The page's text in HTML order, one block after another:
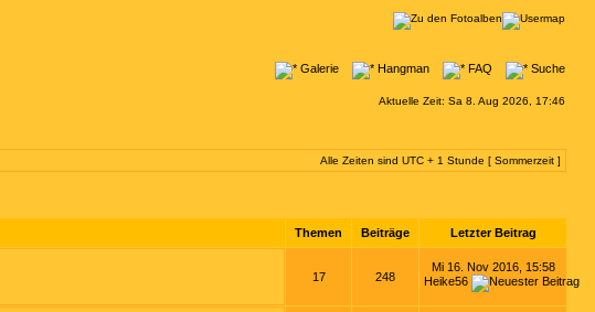
Galerie Hangman FAQ Suche
Aktuelle Zeit: Sa 8. Aug 2026, 17:46
Alle Zeiten sind UTC + 1 Stunde [ Sommerzeit ]
Themen Beiträge Letzter Beitrag
17 248
Mi 16. Nov 2016, 15:58
Heike56